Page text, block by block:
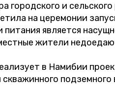
городского и
на церемонии
питания является
жители
в Намибии
скважинного